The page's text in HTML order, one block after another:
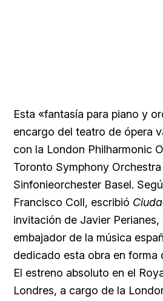
Esta «fantasía para piano y
encargo del teatro de ópera
con la London Philharmonic
Toronto Symphony
Sinfonieorchester Basel.
Francisco Coll, escribió
invitación de Javier
embajador de la música
dedicado esta obra en forma
El estreno absoluto en el
Londres, a cargo de la